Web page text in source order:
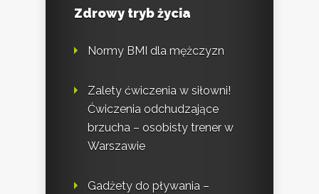
Zdrowy tryb życia
Normy BMI dla mężczyzn
Zalety ćwiczenia w siłowni!
Ćwiczenia odchudzające
brzucha – osobisty trener w
Warszawie
Gadżety do pływania –